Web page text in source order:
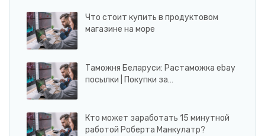
Что стоит купить в продуктовом
магазине на море
Таможня Беларуси: Растаможка ebay
посылки | Покупки за…
Кто может заработать 15 минутной
работой Роберта Манкулатр?